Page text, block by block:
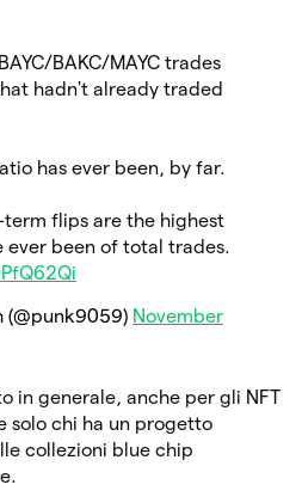
BAKC/MAYC trades
hadn't already traded
has ever been, by far.
term flips are the highest
ever been of total trades.
November
in generale, anche per gli NFT
solo chi ha un progetto
collezioni blue chip